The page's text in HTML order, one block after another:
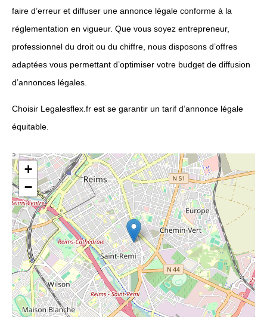
faire d’erreur et diffuser une annonce légale conforme à la
réglementation en vigueur. Que vous soyez entrepreneur,
professionnel du droit ou du chiffre, nous disposons d’offres
adaptées vous permettant d’optimiser votre budget de diffusion
d’annonces légales.
Choisir Legalesflex.fr est se garantir un tarif d’annonce légale
équitable.
+
−